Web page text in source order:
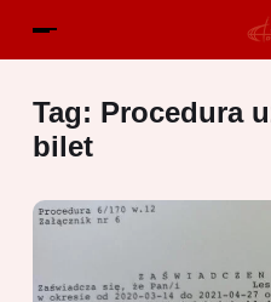
Tag: Procedura
bilet